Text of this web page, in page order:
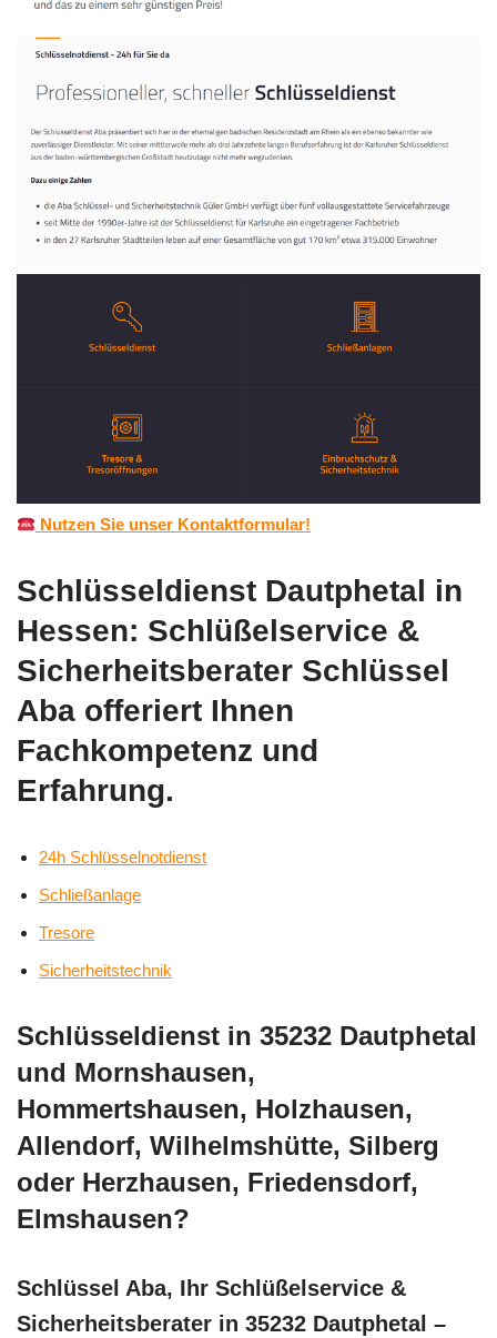
Nutzen Sie unser Kontaktformular!
Schlüsseldienst Dautphetal in
Hessen: Schlüßelservice &
Sicherheitsberater Schlüssel
Aba offeriert Ihnen
Fachkompetenz und
Erfahrung.
24h Schlüsselnotdienst
Schließanlage
Tresore
Sicherheitstechnik
Schlüsseldienst in 35232 Dautphetal
und Mornshausen,
Hommertshausen, Holzhausen,
Allendorf, Wilhelmshütte, Silberg
oder Herzhausen, Friedensdorf,
Elmshausen?
Schlüssel Aba, Ihr Schlüßelservice &
Sicherheitsberater in 35232 Dautphetal –